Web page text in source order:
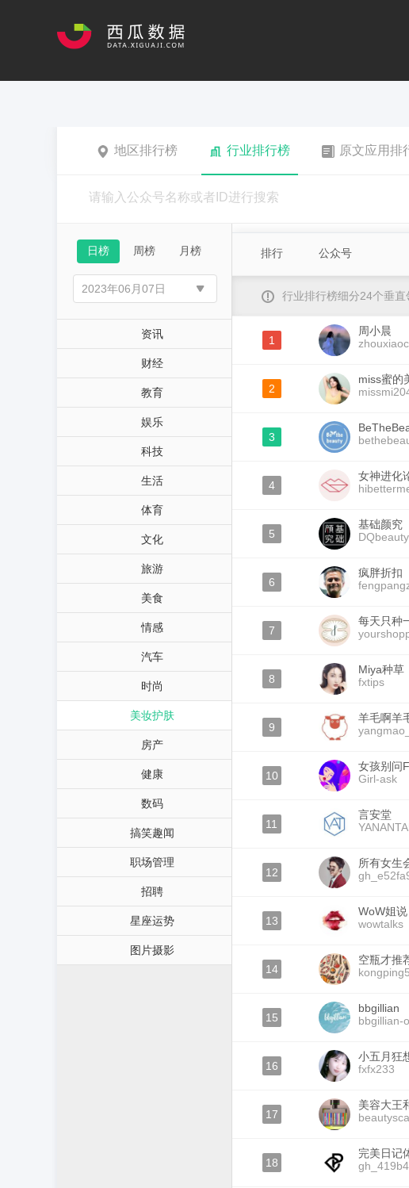
地区排行榜 行业排行榜 原文应用排
日榜 周榜 月榜
资讯
财经
教育
娱乐
科技
生活
体育
文化
旅游
美食
情感
汽车
时尚
美妆护肤
房产
健康
数码
搞笑趣闻
职场管理
招聘
星座运势
图片摄影
排行 公众号
行业排行榜细分24个垂
1
周小晨
2
miss蜜的
3
4
女神进化
5
基础颜究
DQbeauty
6
疯胖折扣
7
每天只种
8
Miya种草
fxtips
9
羊毛啊羊
10
女孩别问
Girl-ask
11
言安堂
12
所有女生
13
WoW姐说
wowtalks
14
空瓶才推
15
bbgillian
bbgillian-
16
小五月狂
fxfx233
17
美容大王
18
完美日记